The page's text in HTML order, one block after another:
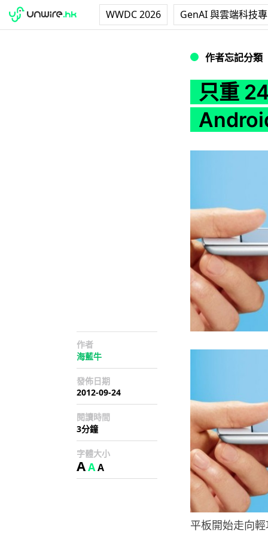
WWDC 2026 GenAI 與雲端科技
作者忘記分類
只重
作者
海藍牛
發佈日期
2012-09-24
閱讀時間
3分鐘
字體大小
AAA
平板開始走向